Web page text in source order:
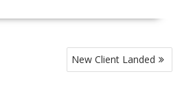
New Client Landed